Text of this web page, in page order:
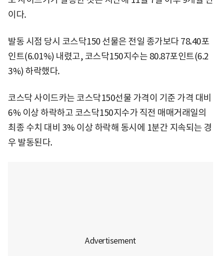
이다.
발동 시점 당시 코스닥150 선물은 전일 종가보다 78.40포
인트(6.01%) 내렸고, 코스닥150지수는 80.87포인트(6.2
3%) 하락했다.
코스닥 사이드카는 코스닥150선물 가격이 기준 가격 대비
6% 이상 하락하고 코스닥150지수가 직전 매매거래일의
최종 수치 대비 3% 이상 하락해 동시에 1분간 지속되는 경
우 발동된다.